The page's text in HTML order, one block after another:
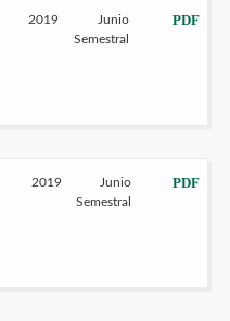
2019
Junio
Semestral
PDF
2019
Junio
Semestral
PDF